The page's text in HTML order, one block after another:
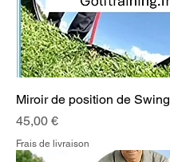
Miroir de position de Swing
Prix
45,00 €
Frais de livraison